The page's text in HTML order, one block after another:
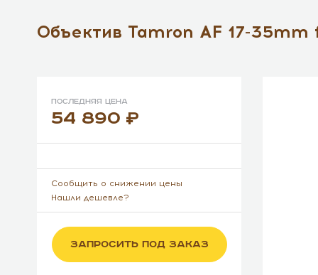
Объектив Tamron AF 17-35mm
Последняя цена
54 890
Сообщить о снижении цены
Нашли дешевле?
ЗАПРОСИТЬ ПОД ЗАКАЗ